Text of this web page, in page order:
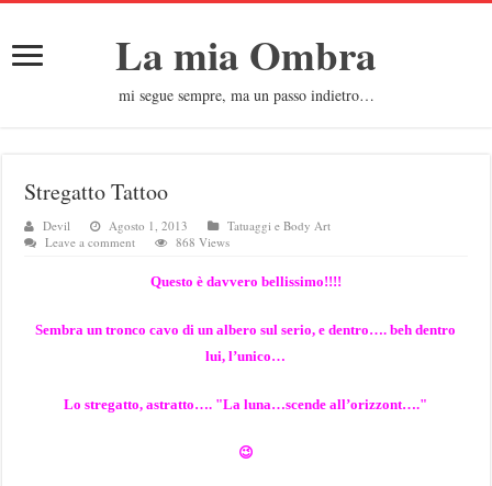
La mia Ombra
mi segue sempre, ma un passo indietro…
Stregatto Tattoo
Devil Agosto 1, 2013
Tatuaggi e Body Art
Leave a comment
868 Views
Questo è davvero bellissimo!!!!
Sembra un tronco cavo di un albero sul serio, e dentro…. beh dentro
lui, l’unico…
Lo stregatto, astratto…. "La luna…scende all’orizzont…."
😉